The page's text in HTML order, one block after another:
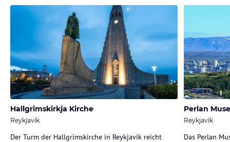
Hallgrimskirkja Kirche
Reykjavík
Der Turm der Hallgrimskirche in Reykjavik reicht
Perlan
Reykjavík
Das Perlan